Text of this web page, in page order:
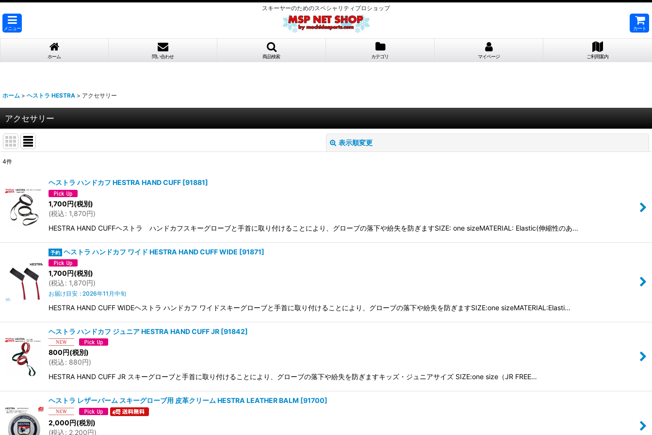
スキーヤーのためのスペシャリティプロショップ
メニュー カート
ホーム 問い合わせ 商品検索 カテゴリ マイページ ご利用案内
ホーム > ヘストラ HESTRA > アクセサリー
アクセサリー
表示順変更
並び順:
4件
ヘストラ ハンドカフ HESTRA HAND CUFF [91881]
1,700円(税別)
(税込: 1,870円)
HESTRA HAND CUFFヘストラ ハンドカフスキーグローブと手首に取り付けることにより、グローブの落下や紛失を防ぎますSIZE: one sizeMATERIAL: Elastic(伸縮性のあ…
ヘストラ ハンドカフ ワイド HESTRA HAND CUFF WIDE [91871]
1,700円(税別)
(税込: 1,870円)
お届け目安 : 2026年11月中旬
HESTRA HAND CUFF WIDEヘストラ ハンドカフ ワイドスキーグローブと手首に取り付けることにより、グローブの落下や紛失を防ぎますSIZE:one sizeMATERIAL:Elasti…
ヘストラ ハンドカフ ジュニア HESTRA HAND CUFF JR [91842]
800円(税別)
(税込: 880円)
HESTRA HAND CUFF JR スキーグローブと手首に取り付けることにより、グローブの落下や紛失を防ぎますキッズ・ジュニアサイズ SIZE:one size（JR FREE…
ヘストラ レザーバーム スキーグローブ用 皮革クリーム HESTRA LEATHER BALM [91700]
2,000円(税別)
(税込: 2,200円)